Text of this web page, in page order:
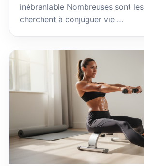
inébranlable Nombreuses sont
cherchent à conjuguer vie …